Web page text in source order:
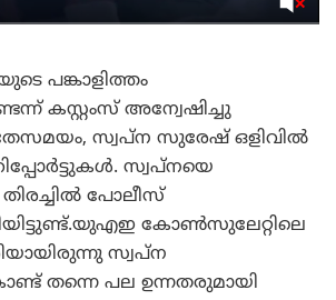
പങ്കാളിത്തം
കസ്റ്റംസ് അന്വേഷിച്ചു
സ്വപ്ന സുരേഷ് ഒളിവിൽ
സ്വപ്നയെ
പോലീസ്
കോൺസുലേറ്റിലെ
സ്വപ്ന
തന്നെ പല ഉന്നതരുമായി